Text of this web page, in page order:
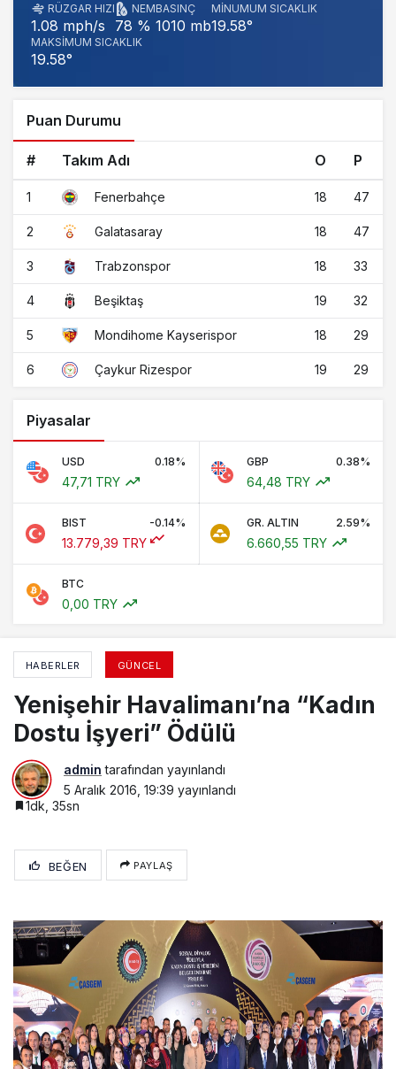
RÜZGAR HIZI
1.08 mph/s
NEM
78 %
BASINÇ
1010 mb
MINUMUM SICAKLIK
19.58°
MAKSIMUM SICAKLIK
19.58°
Puan Durumu
# Takım Adı O P
1 Fenerbahçe 18 47
2 Galatasaray 18 47
3 Trabzonspor 18 33
4 Beşiktaş 19 32
5 Mondihome Kayserispor 18 29
6 Çaykur Rizespor 19 29
Piyasalar
USD 0.18%
47,71 TRY
GBP 0.38%
64,48 TRY
BIST -0.14%
13.779,39 TRY
GR. ALTIN 2.59%
6.660,55 TRY
BTC
0,00 TRY
HABERLER GÜNCEL
Yenişehir Havalimanı’na “Kadın
Dostu İşyeri” Ödülü
admin tarafından yayınlandı
5 Aralık 2016, 19:39 yayınlandı
1dk, 35sn
BEĞEN PAYLAŞ